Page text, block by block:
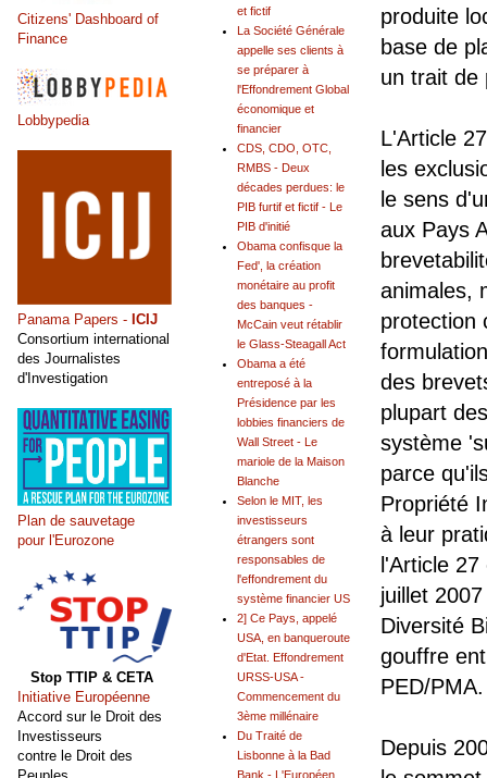
produite
base de
un trait de
L'Article
les
le sens
aux Pays
animales,
protection
des
plupart
système
parce
Propriété
à leur
l'Article
juillet
Diversité
gouffre
PED/PMA.
Depuis
et fictif
La Société Générale
appelle ses clients à
se préparer à
l'Effondrement Global
économique et
financier
CDS, CDO, OTC,
RMBS - Deux
décades perdues: le
PIB furtif et fictif - Le
PIB d'initié
Obama confisque la
Fed', la création
monétaire au profit
des banques -
McCain veut rétablir
le Glass-Steagall Act
Obama a été
entreposé à la
Présidence par les
lobbies financiers de
Wall Street - Le
mariole de la Maison
Blanche
Selon le MIT, les
investisseurs
étrangers sont
responsables de
l'effondrement du
système financier US
2] Ce Pays, appelé
USA, en banqueroute
d'Etat. Effondrement
URSS-USA -
Commencement du
3ème millénaire
Du Traité de
Lisbonne à la Bad
Bank - L'Européen
Citizens' Dashboard of
Finance
Lobbypedia
Panama Papers - ICIJ
Consortium international
des Journalistes
d'Investigation
Plan de sauvetage
pour l'Eurozone
Stop TTIP & CETA
Initiative Européenne
Accord sur le Droit des
Investisseurs
contre le Droit des